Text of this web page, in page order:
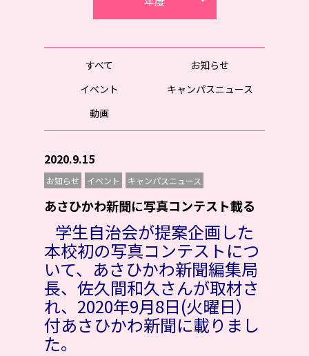
すべて
お知らせ
イベント
キャンパスニュース
動画
2020.9.15
お知らせ イベント キャンパスニュース
あさひかわ新聞に写真コンテスト載る
学生自治会が提案企画した
本校初の写真コンテストにつ
いて、あさひかわ新聞編集局
長、佐久間和久さんが取材さ
れ、2020年9月8日(火曜日）
付あさひかわ新聞に載りまし
た。